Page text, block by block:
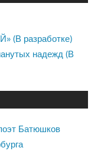
(В разработке)
надежд (В
Батюшков